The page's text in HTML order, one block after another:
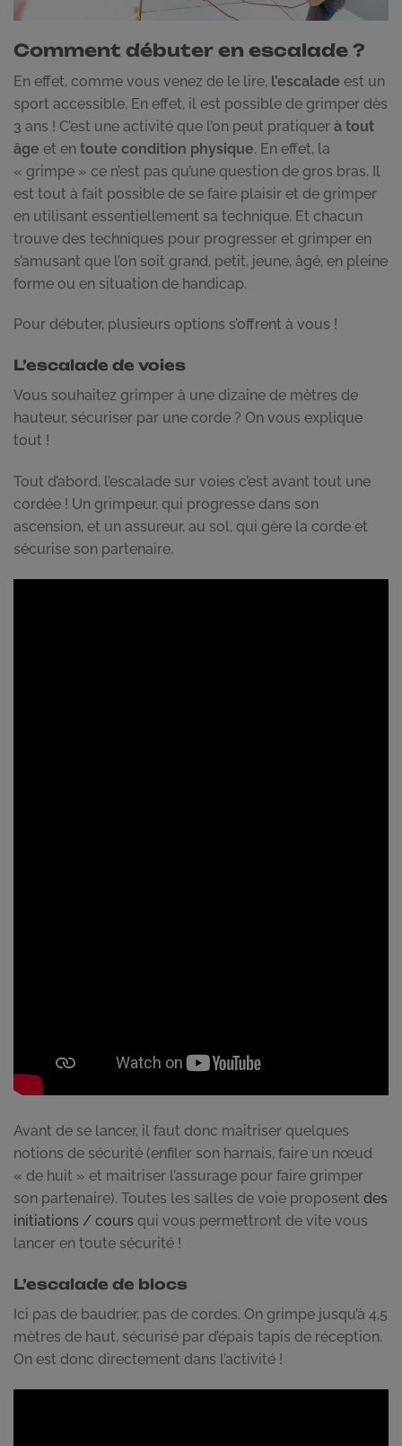
Comment débuter en escalade ?
En effet, comme vous venez de le lire, l’escalade est un
sport accessible. En effet, il est possible de grimper dès
3 ans ! C’est une activité que l’on peut pratiquer à tout
âge et en toute condition physique. En effet, la
« grimpe » ce n’est pas qu’une question de gros bras. Il
est tout à fait possible de se faire plaisir et de grimper
en utilisant essentiellement sa technique. Et chacun
trouve des techniques pour progresser et grimper en
s’amusant que l’on soit grand, petit, jeune, âgé, en pleine
forme ou en situation de handicap.
Pour débuter, plusieurs options s’offrent à vous !
L’escalade de voies
Vous souhaitez grimper à une dizaine de mètres de
hauteur, sécuriser par une corde ? On vous explique
tout !
Tout d’abord, l’escalade sur voies c’est avant tout une
cordée ! Un grimpeur, qui progresse dans son
ascension, et un assureur, au sol, qui gère la corde et
sécurise son partenaire.
Avant de se lancer, il faut donc maitriser quelques
notions de sécurité (enfiler son harnais, faire un nœud
« de huit » et maitriser l’assurage pour faire grimper
son partenaire). Toutes les salles de voie proposent des
initiations / cours qui vous permettront de vite vous
lancer en toute sécurité !
L’escalade de blocs
Ici pas de baudrier, pas de cordes. On grimpe jusqu’à 4,5
mètres de haut, sécurisé par d’épais tapis de réception.
On est donc directement dans l’activité !